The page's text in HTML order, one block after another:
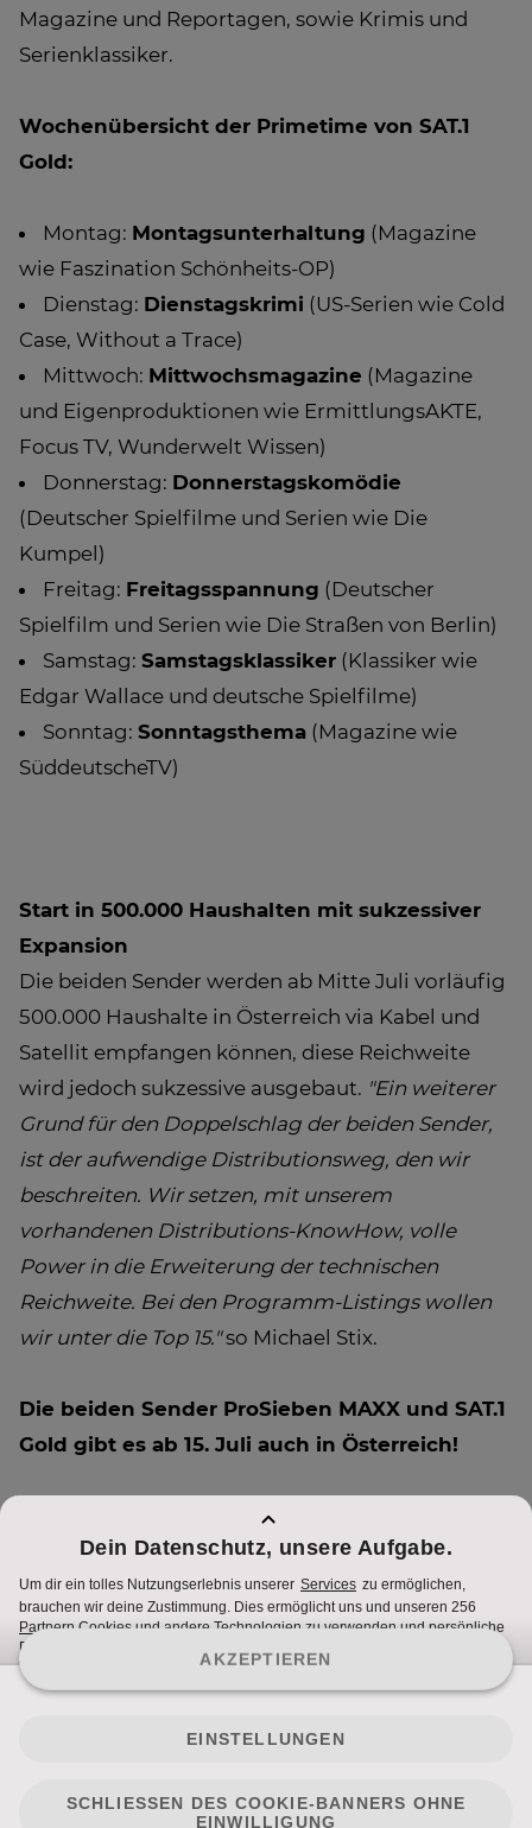
Magazine und Reportagen, sowie Krimis und
Serienklassiker.
Wochenübersicht der Primetime von SAT.1
Gold:
Montag: Montagsunterhaltung (Magazine
wie Faszination Schönheits-OP)
Dienstag: Dienstagskrimi (US-Serien wie Cold
Case, Without a Trace)
Mittwoch: Mittwochsmagazine (Magazine
und Eigenproduktionen wie ErmittlungsAKTE,
Focus TV, Wunderwelt Wissen)
Donnerstag: Donnerstagskomödie
(Deutscher Spielfilme und Serien wie Die
Kumpel)
Freitag: Freitagsspannung (Deutscher
Spielfilm und Serien wie Die Straßen von Berlin)
Samstag: Samstagsklassiker (Klassiker wie
Edgar Wallace und deutsche Spielfilme)
Sonntag: Sonntagsthema (Magazine wie
SüddeutscheTV)
Start in 500.000 Haushalten mit sukzessiver
Expansion
Die beiden Sender werden ab Mitte Juli vorläufig
500.000 Haushalte in Österreich via Kabel und
Satellit empfangen können, diese Reichweite
wird jedoch sukzessive ausgebaut. "Ein weiterer
Grund für den Doppelschlag der beiden Sender,
ist der aufwendige Distributionsweg, den wir
beschreiten. Wir setzen, mit unserem
vorhandenen Distributions-KnowHow, volle
Power in die Erweiterung der technischen
Reichweite. Bei den Programm-Listings wollen
wir unter die Top 15."so Michael Stix.
Die beiden Sender ProSieben MAXX und SAT.1
Gold gibt es ab 15. Juli auch in Österreich!
prosiebenmaxx.at
sat1gold.at
Nutzungsbedingungen
Cookie Hinweise